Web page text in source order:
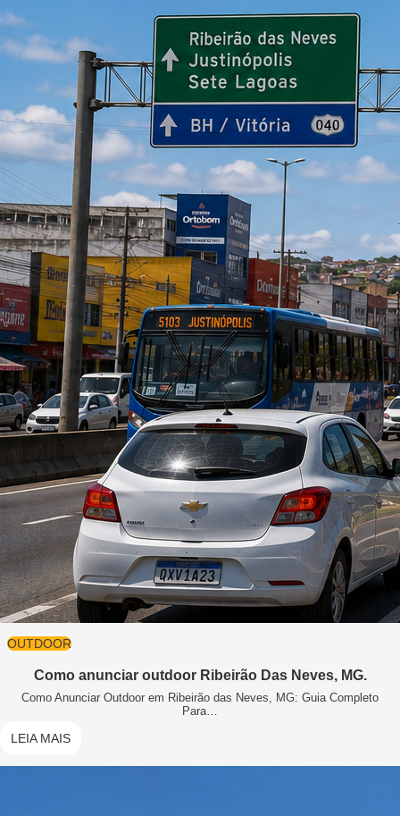
OUTDOOR
Como anunciar outdoor Ribeirão Das Neves, MG.
Como Anunciar Outdoor em Ribeirão das Neves, MG: Guia Completo
Para…
LEIA MAIS